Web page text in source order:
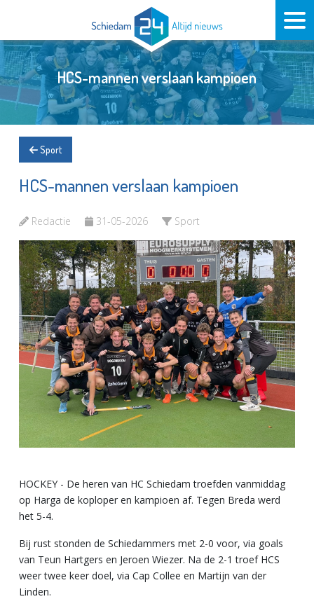
HCS-mannen verslaan kampioen
Sport
HCS-mannen verslaan kampioen
Redactie 31-05-2026 Sport
HOCKEY - De heren van HC Schiedam troefden vanmiddag
op Harga de koploper en kampioen af. Tegen Breda werd
het 5-4.
Bij rust stonden de Schiedammers met 2-0 voor, via goals
van Teun Hartgers en Jeroen Wiezer. Na de 2-1 troef HCS
weer twee keer doel, via Cap Collee en Martijn van der
Linden.